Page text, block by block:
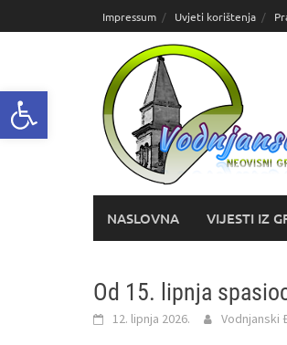
Open toolbar
do
Impressum Uvjeti korištenja
NASLOVNA VIJESTI IZ
Od 15. lipnja
12. lipnja 2026. Vodnjanski